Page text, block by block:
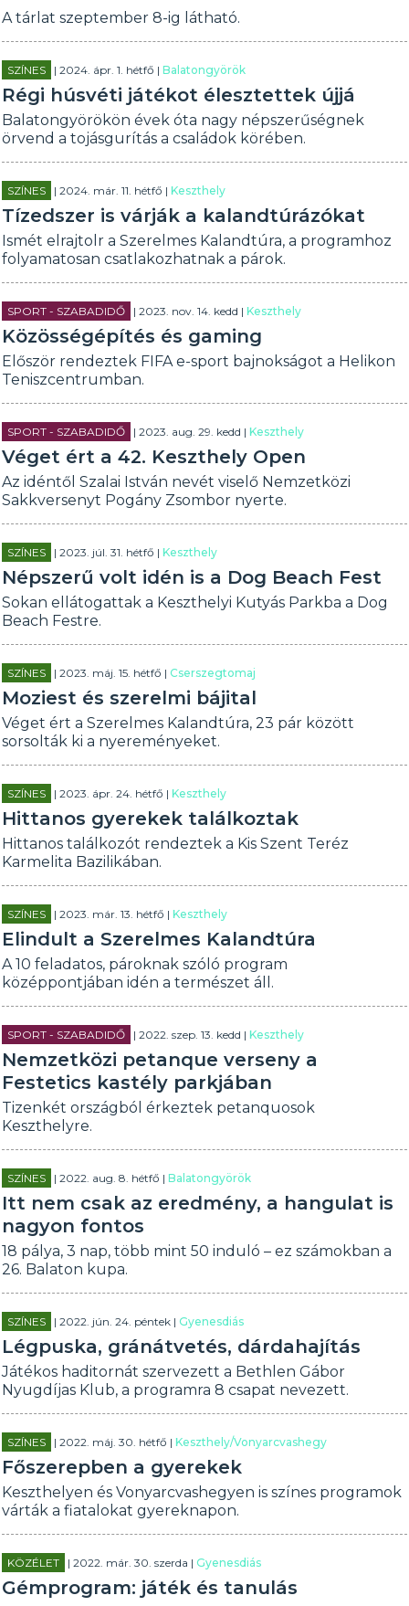
A tárlat szeptember 8-ig látható.
SZÍNES | 2024. ápr. 1. hétfő |Balatongyörök
Régi húsvéti játékot élesztettek újjá
Balatongyörökön évek óta nagy népszerűségnek
örvend a tojásgurítás a családok körében.
SZÍNES | 2024. már. 11. hétfő |Keszthely
Tízedszer is várják a kalandtúrázókat
Ismét elrajtolr a Szerelmes Kalandtúra, a programhoz
folyamatosan csatlakozhatnak a párok.
SPORT - SZABADIDŐ | 2023. nov. 14. kedd |Keszthely
Közösségépítés és gaming
Először rendeztek FIFA e-sport bajnokságot a Helikon
Teniszcentrumban.
SPORT - SZABADIDŐ | 2023. aug. 29. kedd |Keszthely
Véget ért a 42. Keszthely Open
Az idéntől Szalai István nevét viselő Nemzetközi
Sakkversenyt Pogány Zsombor nyerte.
SZÍNES | 2023. júl. 31. hétfő |Keszthely
Népszerű volt idén is a Dog Beach Fest
Sokan ellátogattak a Keszthelyi Kutyás Parkba a Dog
Beach Festre.
SZÍNES | 2023. máj. 15. hétfő |Cserszegtomaj
Moziest és szerelmi bájital
Véget ért a Szerelmes Kalandtúra, 23 pár között
sorsolták ki a nyereményeket.
SZÍNES | 2023. ápr. 24. hétfő |Keszthely
Hittanos gyerekek találkoztak
Hittanos találkozót rendeztek a Kis Szent Teréz
Karmelita Bazilikában.
SZÍNES | 2023. már. 13. hétfő |Keszthely
Elindult a Szerelmes Kalandtúra
A 10 feladatos, pároknak szóló program
középpontjában idén a természet áll.
SPORT - SZABADIDŐ | 2022. szep. 13. kedd |Keszthely
Nemzetközi petanque verseny a
Festetics kastély parkjában
Tizenkét országból érkeztek petanquosok
Keszthelyre.
SZÍNES | 2022. aug. 8. hétfő |Balatongyörök
Itt nem csak az eredmény, a hangulat is
nagyon fontos
18 pálya, 3 nap, több mint 50 induló – ez számokban a
26. Balaton kupa.
SZÍNES | 2022. jún. 24. péntek |Gyenesdiás
Légpuska, gránátvetés, dárdahajítás
Játékos haditornát szervezett a Bethlen Gábor
Nyugdíjas Klub, a programra 8 csapat nevezett.
SZÍNES | 2022. máj. 30. hétfő |Keszthely/Vonyarcvashegy
Főszerepben a gyerekek
Keszthelyen és Vonyarcvashegyen is színes programok
várták a fiatalokat gyereknapon.
KÖZÉLET | 2022. már. 30. szerda |Gyenesdiás
Gémprogram: játék és tanulás